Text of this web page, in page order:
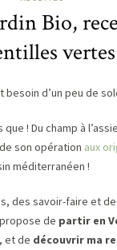
Bio,
besoin d’un peu de
! Du champ à
son opération aux
méditerranéen !
des savoir-faire et de
de partir en
et de découvrir ma